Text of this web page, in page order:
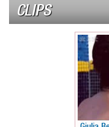
CLIPS